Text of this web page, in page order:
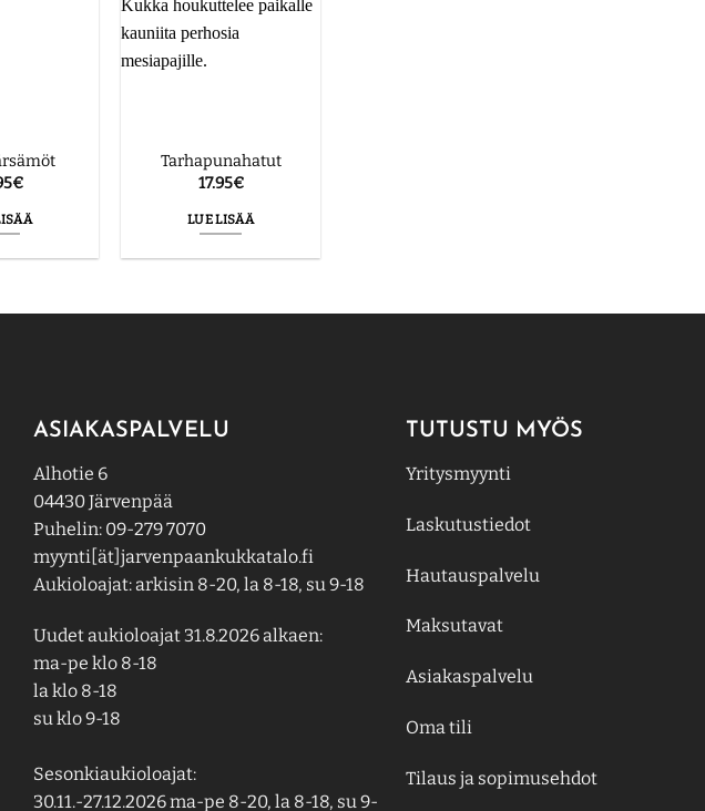
€
Tarhapunahatut
17.95€
LUE LISÄÄ
ASIAKASPALVELU
Alhotie 6
04430 Järvenpää
Puhelin: 09-279 7070
myynti[ät]jarvenpaankukkatalo.fi
Aukioloajat: arkisin 8-20, la 8-18, su 9-18
Uudet aukioloajat 31.8.2026 alkaen:
ma-pe klo 8-18
la klo 8-18
su klo 9-18
Sesonkiaukioloajat:
30.11.-27.12.2026 ma-pe 8-20, la 8-18, su 9-
TUTUSTU MYÖS
Yritysmyynti
Laskutustiedot
Hautauspalvelu
Maksutavat
Asiakaspalvelu
Oma tili
Tilaus ja sopimusehdot